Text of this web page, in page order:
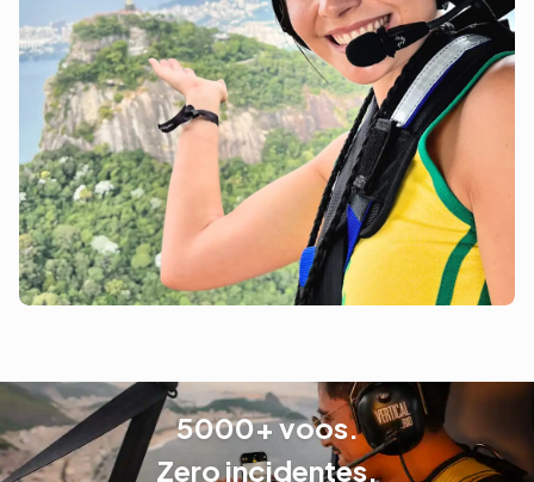
5000+ voos.
Zero incidentes.